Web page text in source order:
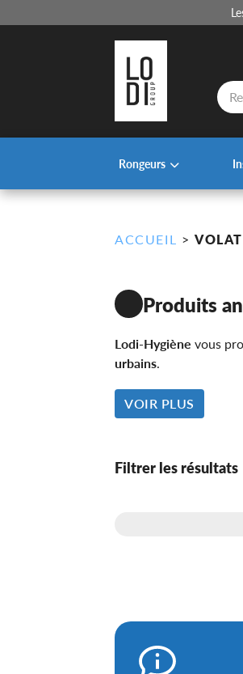
de
Rongeurs
ACCUEIL >
Produits
Lodi-Hygiène vous
urbains.
VOIR PLUS
Filtrer les résultats